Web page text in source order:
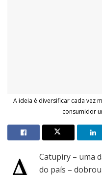
A ideia é diversificar cada vez
consumidor
Catupiry – uma
do país –